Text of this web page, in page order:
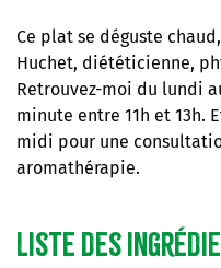
Ce plat se déguste
Huchet, diététicienne,
Retrouvez-moi du lundi
minute entre 11h et 13h.
midi pour une
aromathérapie.
Liste des